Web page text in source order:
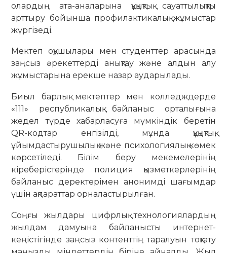
олардың ата-аналарына құқықтық сауаттылықты
арттыру бойынша профилактикалық жұмыстар
жүргізеді.
Мектеп оқушылары мен студенттер арасында
заңсыз әрекеттерді анықтау және алдын алу
жұмыстарына ерекше назар аударылады.
Биыл барлық мектептер мен колледждерде
«111» республикалық байланыс орталығына
жедел түрде хабарласуға мүмкіндік беретін
QR-кодтар енгізілді, мұнда құқықтық,
ұйымдастырушылық және психологиялық көмек
көрсетіледі. Білім беру мекемелерінің
кіреберістерінде полиция қызметкерлерінің
байланыс деректерімен анонимді шағымдар
үшін ақпараттар орналастырылған.
Соңғы жылдары цифрлық технологиялардың
жылдам дамуына байланысты интернет-
кеңістігінде заңсыз контенттің таралуын тоқтату